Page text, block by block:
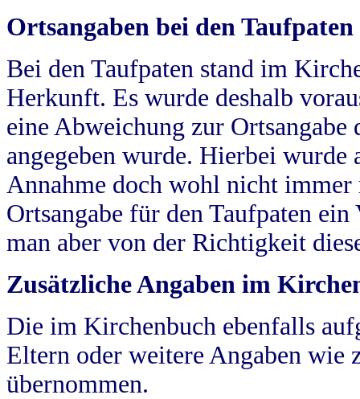
Ortsangaben bei den Taufpaten
Bei den Taufpaten stand im
Herkunft. Es wurde deshalb
eine Abweichung zur
angegeben wurde. Hierbei wurde
Annahme doch wohl nicht
Ortsangabe für den Taufpaten
man aber von der Richtigkeit
Zusätzliche Angaben im
Die im Kirchenbuch ebenfalls
Eltern oder weitere Angaben wie
übernommen.